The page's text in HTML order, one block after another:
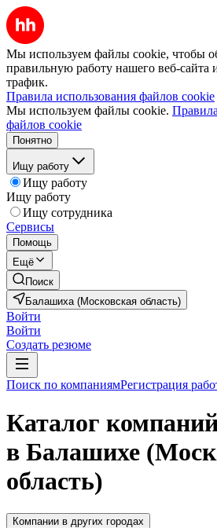
Мы используем файлы cookie, чтобы
правильную работу нашего веб-сайта
трафик.
Правила использования файлов cookie
Мы используем файлы cookie.
файлов cookie
Понятно
Ищу работу
Ищу работу
Ищу работу
Ищу сотрудника
Сервисы
Помощь
Ещё
Поиск
Балашиха (Московская область)
Войти
Войти
Создать резюме
Поиск по компаниямРегистрация
Каталог
в Балашихе
область)
Компании в других городах